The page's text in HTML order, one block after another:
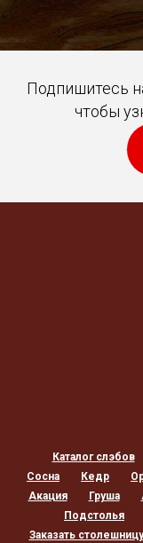
Подпишитесь
чтобы
Каталог слэбов
Сосна
Кедр
Акация
Груша
Подстолья
Заказать столешницу